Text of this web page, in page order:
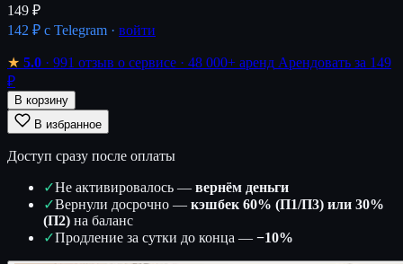
149 ₽
142 ₽ с Telegram · войти
★ 5.0 · 991 отзыв о сервисе · 48 000+ аренд Арендовать за 149
₽
В корзину
В избранное
Доступ сразу после оплаты
✓Не активировалось — вернём деньги
✓Вернули досрочно — кэшбек 60% (П1/П3) или 30%
(П2) на баланс
✓Продление за сутки до конца — −10%